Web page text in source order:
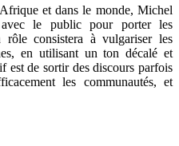
et dans le monde, Michel
le public pour porter les
rôle consistera à vulgariser les
en utilisant un ton décalé et
est de sortir des discours parfois
les communautés, et